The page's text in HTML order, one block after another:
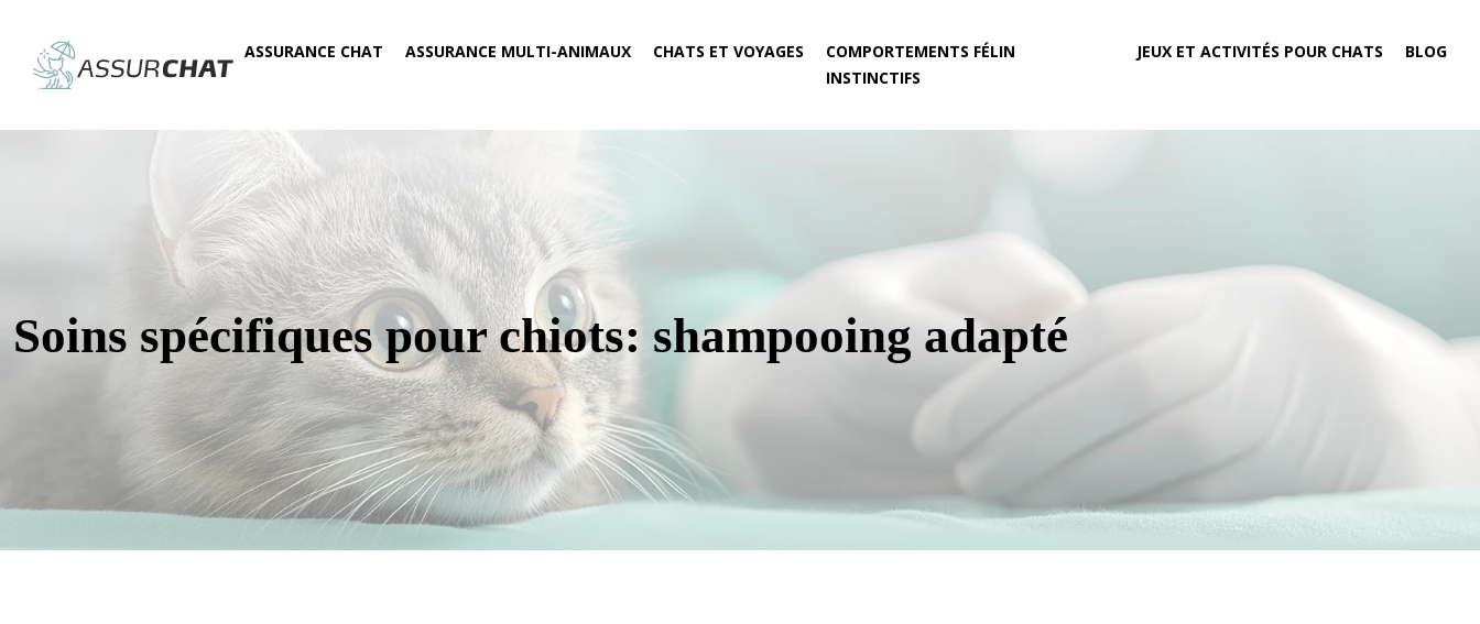
ASSURANCE CHAT ASSURANCE MULTI-ANIMAUX CHATS ET VOYAGES
COMPORTEMENTS FÉLIN
INSTINCTIFS
JEUX ET ACTIVITÉS POUR CHATS BLOG
Soins spécifiques pour chiots: shampooing adapté